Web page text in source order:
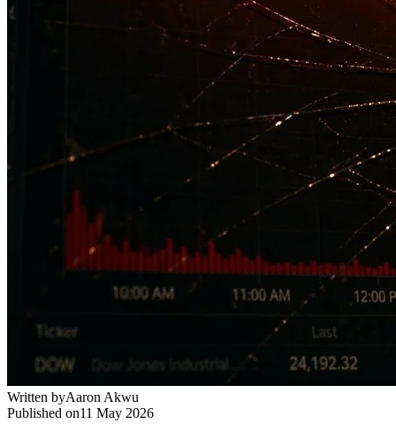
Written byAaron Akwu
Published on11 May 2026